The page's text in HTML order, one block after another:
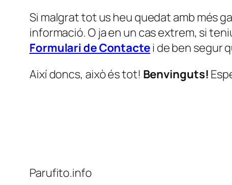
Si malgrat tot us heu quedat amb més
informació. O ja en un cas extrem, si
Formulari de Contactei de ben segur
Així doncs, això és tot! Benvinguts!
Parufito.info